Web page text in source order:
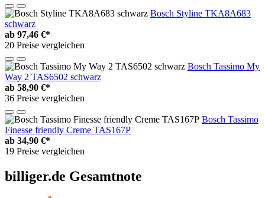
Bosch Styline TKA8A683
schwarz
ab 97,46 €*
20 Preise vergleichen
Bosch Tassimo My
Way 2 TAS6502 schwarz
ab 58,90 €*
36 Preise vergleichen
Bosch Tassimo
Finesse friendly Creme TAS167P
ab 34,90 €*
19 Preise vergleichen
billiger.de Gesamtnote